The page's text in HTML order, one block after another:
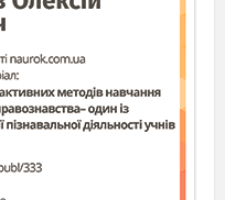
і щасливим
край. У кожному
любов поетеси до
Свою поезію
присвячує
читача у
краю.